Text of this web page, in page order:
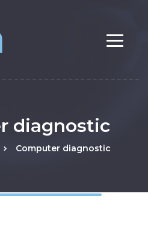
diagnostiс
Computer diagnostiс